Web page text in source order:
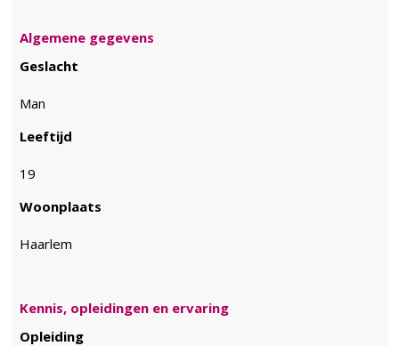
Algemene gegevens
Geslacht
Man
Leeftijd
19
Woonplaats
Haarlem
Kennis, opleidingen en ervaring
Opleiding